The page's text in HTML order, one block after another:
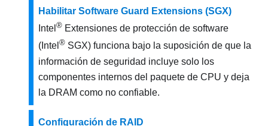
Habilitar Software Guard Extensions (SGX)
Intel ® Extensiones de protección de software
(Intel ® SGX) funciona bajo la suposición de que la
información de seguridad incluye solo los
componentes internos del paquete de CPU y deja
la DRAM como no confiable.
Configuración de RAID